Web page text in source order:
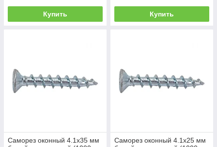
Купить Купить
Саморез оконный 4.1х35 мм
Саморез оконный 4.1х25 мм